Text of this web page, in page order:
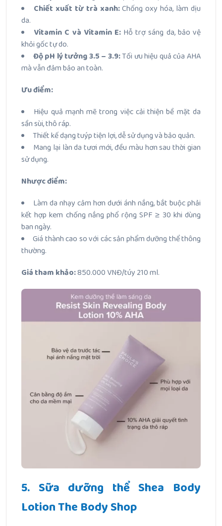
Chiết xuất từ trà xanh:Chống oxy hóa, làm dịu
da.
Vitamin C và Vitamin E:Hỗ trợ sáng da, bảo vệ
khỏi gốc tự do.
Độ pH lý tưởng 3.5 – 3.9:Tối ưu hiệu quả của AHA
mà vẫn đảm bảo an toàn.
Ưu điểm:
Hiệu quả mạnh mẽ trong việc cải thiện bề mặt da
sần sùi, thô ráp.
Thiết kế dạng tuýp tiện lợi, dễ sử dụng và bảo quản.
Mang lại làn da tươi mới, đều màu hơn sau thời gian
sử dụng.
Nhược điểm:
Làm da nhạy cảm hơn dưới ánh nắng, bắt buộc phải
kết hợp kem chống nắng phổ rộng SPF ≥ 30 khi dùng
ban ngày.
Giá thành cao so với các sản phẩm dưỡng thể thông
thường.
Giá tham khảo:850.000 VNĐ/túy 210 ml.
5. Sữa dưỡng thể Shea Body
Lotion The Body Shop